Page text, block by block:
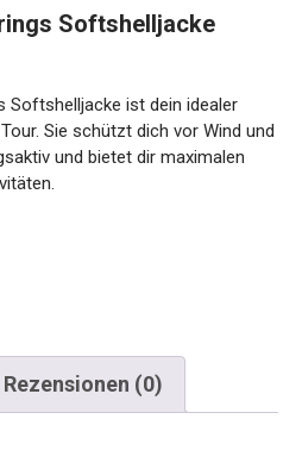
Sie schützt dich vor Wind
und bietet dir
Aktivitäten.
Rezensionen (0)